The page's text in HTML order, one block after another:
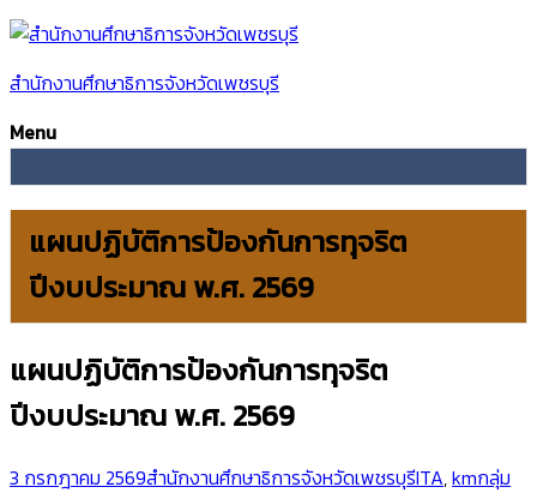
สำนักงานศึกษาธิการจังหวัดเพชรบุรี
Menu
แผนปฏิบัติการป้องกันการทุจริต
ปีงบประมาณ พ.ศ. 2569
แผนปฏิบัติการป้องกันการทุจริต
ปีงบประมาณ พ.ศ. 2569
3 กรกฎาคม 2569สำนักงานศึกษาธิการจังหวัดเพชรบุรีITA,kmกลุ่ม